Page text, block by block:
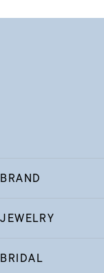
BRAND
JEWELRY
BRIDAL